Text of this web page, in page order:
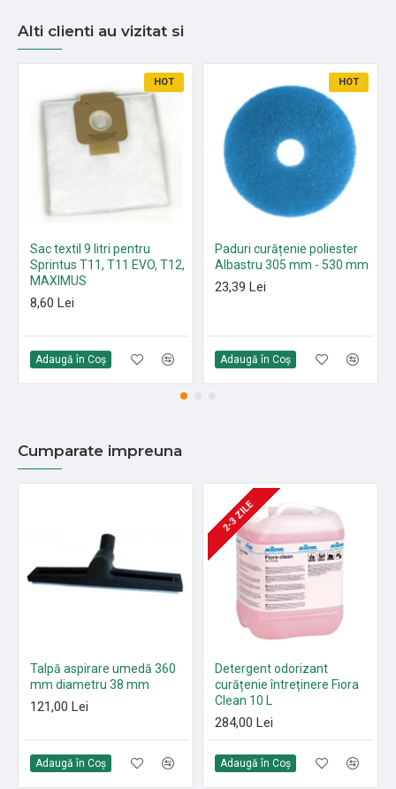
Alti clienti au vizitat si
HOT
Sac textil 9 litri pentru
Sprintus T11, T11 EVO, T12,
MAXIMUS
8,60 Lei
Adaugă în Coş
HOT
Paduri curățenie poliester
Albastru 305 mm - 530 mm
23,39 Lei
Adaugă în Coş
Cumparate impreuna
Talpă aspirare umedă 360
mm diametru 38 mm
121,00 Lei
Adaugă în Coş
2-3 ZILE
Detergent odorizant
curățenie întreținere Fiora
Clean 10 L
284,00 Lei
Adaugă în Coş